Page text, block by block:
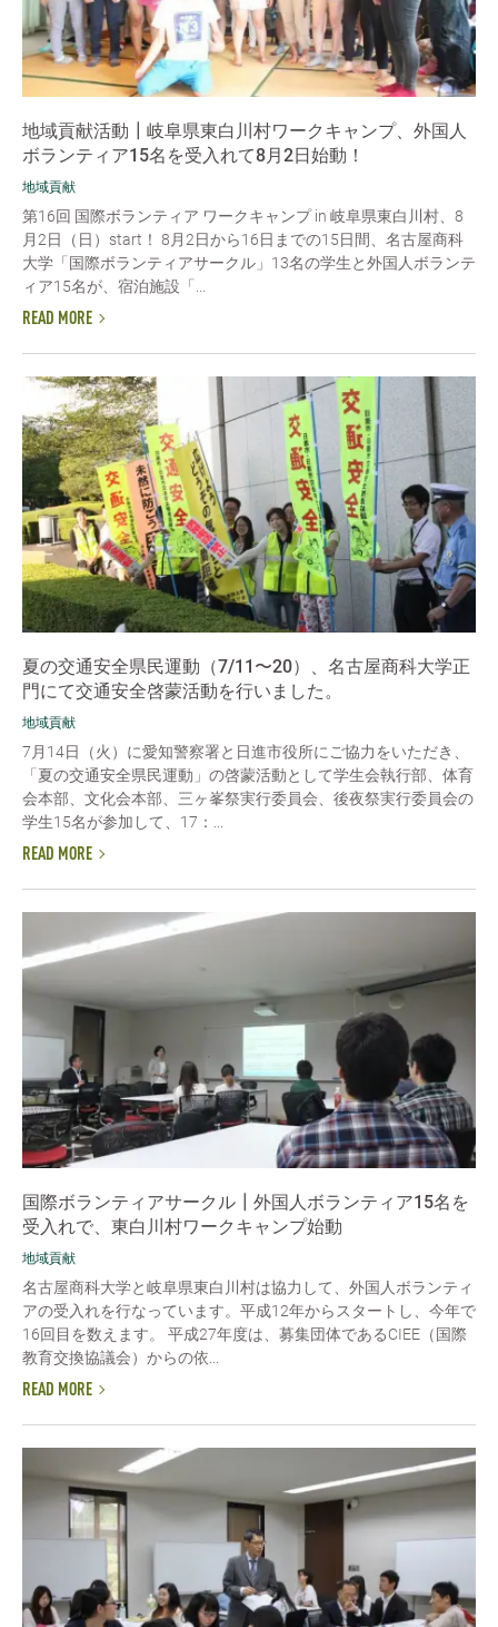
地域貢献活動┃岐阜県東白川村ワークキャンプ、外国人
ボランティア15名を受入れて8月2日始動！
地域貢献
第16回 国際ボランティア ワークキャンプ in 岐阜県東白川村、8
月2日（日）start！ 8月2日から16日までの15日間、名古屋商科
大学「国際ボランティアサークル」13名の学生と外国人ボランテ
ィア15名が、宿泊施設「...
READ MORE
夏の交通安全県民運動（7/11〜20）、名古屋商科大学正
門にて交通安全啓蒙活動を行いました。
地域貢献
7月14日（火）に愛知警察署と日進市役所にご協力をいただき、
「夏の交通安全県民運動」の啓蒙活動として学生会執行部、体育
会本部、文化会本部、三ヶ峯祭実行委員会、後夜祭実行委員会の
学生15名が参加して、17：...
READ MORE
国際ボランティアサークル┃外国人ボランティア15名を
受入れで、東白川村ワークキャンプ始動
地域貢献
名古屋商科大学と岐阜県東白川村は協力して、外国人ボランティ
アの受入れを行なっています。平成12年からスタートし、今年で
16回目を数えます。 平成27年度は、募集団体であるCIEE（国際
教育交換協議会）からの依...
READ MORE